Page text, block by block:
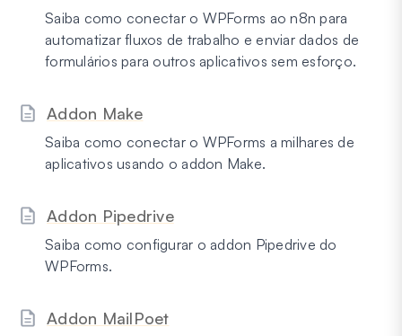
Saiba como conectar o WPForms ao n8n para
automatizar fluxos de trabalho e enviar dados de
formulários para outros aplicativos sem esforço.
Addon Make
Saiba como conectar o WPForms a milhares de
aplicativos usando o addon Make.
Addon Pipedrive
Saiba como configurar o addon Pipedrive do
WPForms.
Addon MailPoet